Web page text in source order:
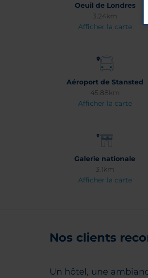
Oeuil de Londres
3.24km
Afficher la carte
Aéroport de Stansted
45.88km
Afficher la carte
Galerie nationale
3.1km
Afficher la carte
Nos clients
Un hôtel, une